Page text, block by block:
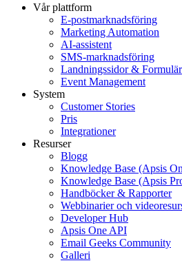
Vår plattform
E-postmarknadsföring
Marketing Automation
AI-assistent
SMS-marknadsföring
Landningssidor & Formulär
Event Management
System
Customer Stories
Pris
Integrationer
Resurser
Blogg
Knowledge Base (Apsis
Knowledge Base (Apsis
Handböcker & Rapporter
Webbinarier och
Developer Hub
Apsis One API
Email Geeks Community
Galleri